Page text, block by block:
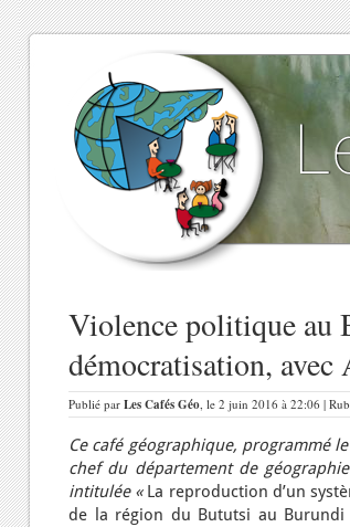
Violence politique au
démocratisation, avec
Publié par Les Cafés Géo, le 2 juin 2016 à 22:06 |
Ce café géographique, programmé
chef du département de
intitulée « La reproduction d’un
de la région du Bututsi au Burundi